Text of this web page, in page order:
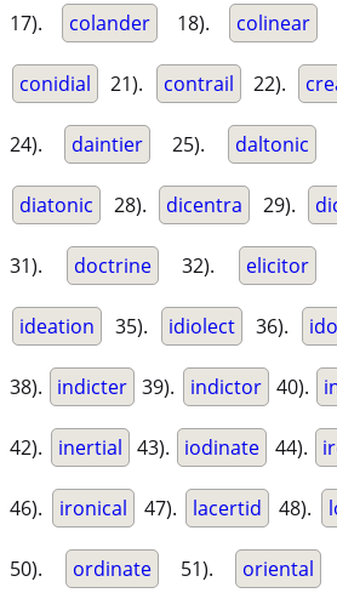
17). colander 18). colinear
conidial 21). contrail 22).
24). daintier 25). daltonic
diatonic 28). dicentra 29).
31). doctrine 32). elicitor
ideation 35). idiolect 36).
38). indicter 39). indictor 40).
42). inertial 43). iodinate 44).
46). ironical 47). lacertid 48).
50). ordinate 51). oriental